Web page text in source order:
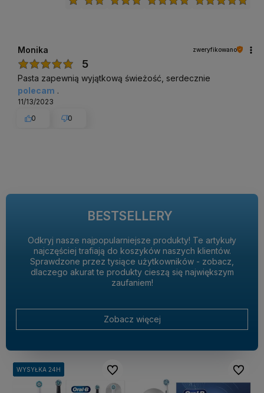
Monika zweryfikowano
5
Pasta zapewnią wyjątkową świeżość, serdecznie
polecam .
11/13/2023
0
0
BESTSELLERY
Odkryj nasze najpopularniejsze produkty! Te artykuły
najczęściej trafiają do koszyków naszych klientów.
Sprawdzone przez tysiące użytkowników - zobacz,
dlaczego akurat te produkty cieszą się największym
zaufaniem!
Zobacz więcej
WYSYŁKA 24H
WYSYŁKA 24H
WYSYŁKA 24H
WYSYŁKA 24H
WYSYŁKA 24H Do ulubionych Do